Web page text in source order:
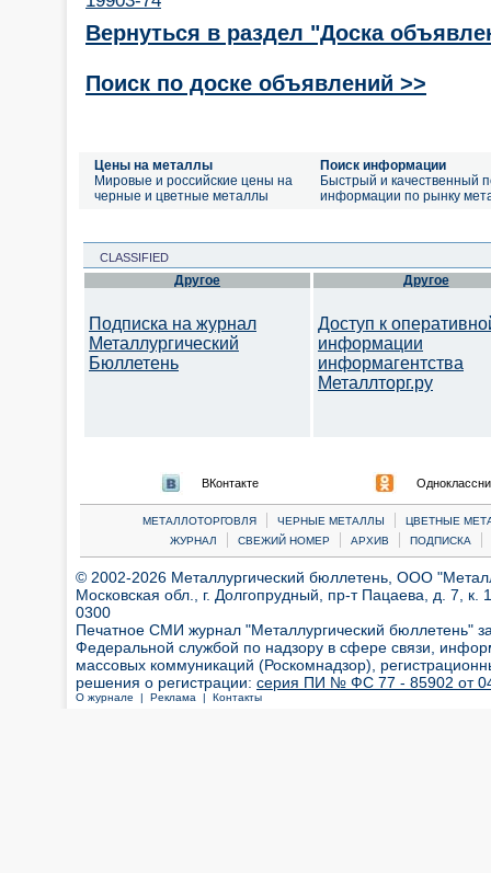
Вернуться в раздел "Доска
Поиск по доске объявлений >>
Цены на металлы
Мировые и российские цены на
черные и цветные металлы
Поиск информации
Быстрый и качественный
информации по рынку
CLASSIFIED
Другое
Подписка на журнал
Металлургический
Бюллетень
Другое
Доступ к
информации
информагентства
Металлторг.ру
ВКонтакте
МЕТАЛЛОТОРГОВЛЯ | ЧЕРНЫЕ МЕТАЛЛЫ |
ЦВЕТНЫЕ
ЖУРНАЛ
| СВЕЖИЙ НОМЕР | АРХИВ | ПОДПИСКА |
© 2002-2026 Металлургический бюллетень, ООО
Московская обл., г. Долгопрудный, пр-т Пацаева, д. 7,
0300
Печатное СМИ журнал "Металлургический бюллетень"
Федеральной службой по надзору в сфере связи,
массовых коммуникаций (Роскомнадзор),
решения о регистрации: серия ПИ № ФС 77 - 85902 от 04
О журнале | Реклама | Контакты